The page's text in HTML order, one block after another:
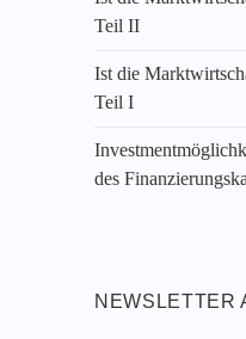
Teil II
Ist die
Teil I
des
NEWSLETTER